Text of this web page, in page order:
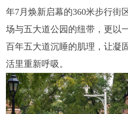
年7月焕新启幕的360米步行街
场与五大道公园的纽带，更以
百年五大道沉睡的肌理，让凝
活里重新呼吸。